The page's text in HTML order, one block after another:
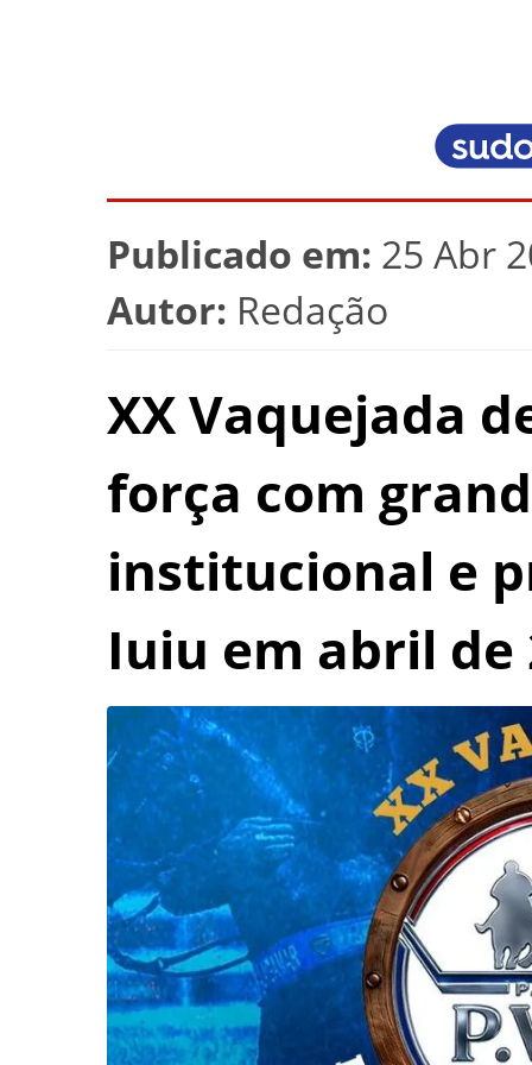
Publicado em: 25 Abr
Autor: Redação
XX Vaquejada
força com
institucional e
Iuiu em abril de